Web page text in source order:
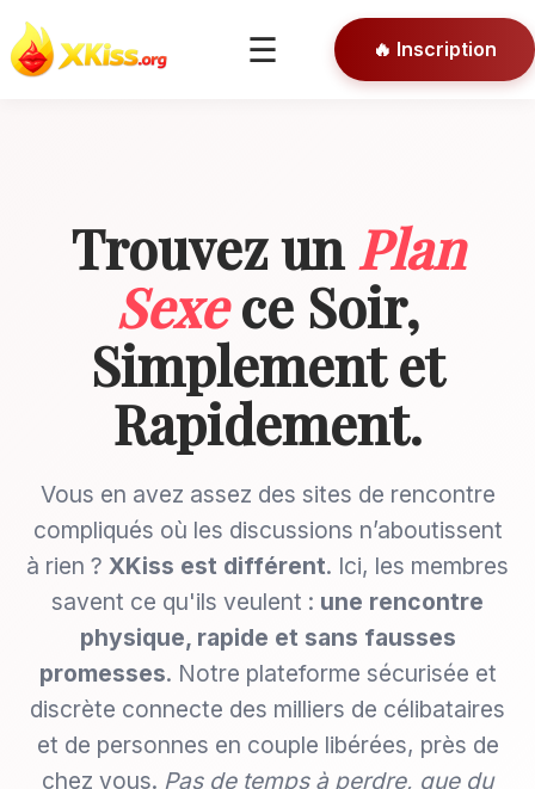
☰
🎯 Conseils
🔒 Connexion
🔥 Inscription
Trouvez unPlan
Sexece Soir,
Simplement et
Rapidement.
Vous en avez assez des sites de rencontre
compliqués où les discussions n’aboutissent
à rien ? XKiss est différent. Ici, les membres
savent ce qu'ils veulent : une rencontre
physique, rapide et sans fausses
promesses. Notre plateforme sécurisée et
discrète connecte des milliers de célibataires
et de personnes en couple libérées, près de
chez vous. Pas de temps à perdre, que du